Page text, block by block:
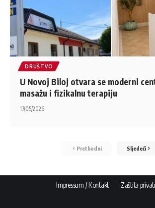
DRUŠTVO
U Novoj Biloj otvara se moderni
masažu i fizikalnu terapiju
17/05/2026
Prethodni Sljedeći
Impressum / Kontakt Zaštita